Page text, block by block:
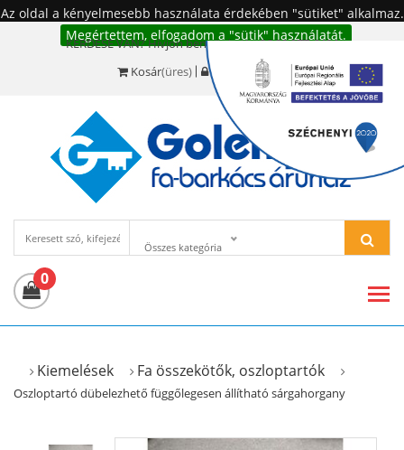
Az oldal a kényelmesebb használata érdekében "sütiket" alkalmaz.
Megértettem, elfogadom a "sütik" használatát.
KÉRDÉSE VAN? Hívjon bennünket!:+36 20 977-6494
Kosár(üres) Bejelentkezés
Összes kategória
0
Kiemelések Fa összekötők, oszloptartók
Oszloptartó dübelezhető függőlegesen állítható sárgahorgany